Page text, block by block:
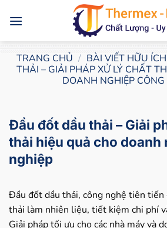
qua
TRANG CHỦ / BÀI VIẾT HỮU ÍCH
THẢI – GIẢI PHÁP XỬ LÝ CHẤT
DOANH NGHIỆP CÔNG
Đầu đốt dầu thải – Giải
thải hiệu quả cho doanh
nghiệp
Đầu đốt dầu thải, công nghệ tiên tiến
thải làm nhiên liệu, tiết kiệm chi phí
Giải pháp tối ưu cho các nhà máy và